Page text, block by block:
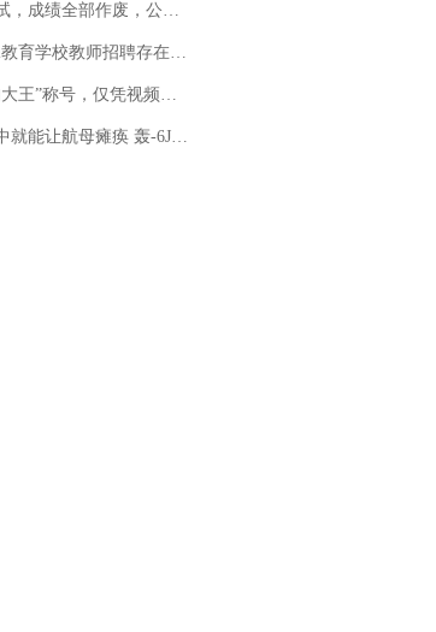
绩全部作废，公平么？
违规行为”：已启动问责程序 副校长被停职
凭视频评出？中国烹饪协会回应
航母瘫痪 轰-6J实力有多强？